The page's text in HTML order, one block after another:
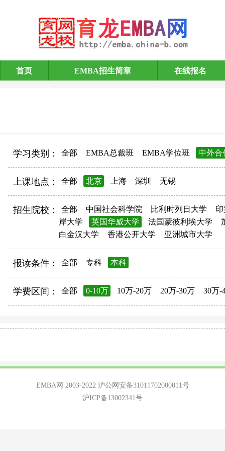
EMBA招生简章
首页 EMBA招生简章 在线报名
学习类别： 全部 EMBA总裁班 EMBA学位班 中外合
上课地点： 全部 北京 上海 深圳 无锡
招生院校： 全部 中国社会科学院 比利时列日大学
岸大学
英国华威大学 法国蒙彼利埃大学
白金汉大学
香港公开大学 亚洲城市大学
报读条件： 全部 专科 本科
学费区间： 全部 0-10万 10万-20万 20万-30万 30万-
EMBA网 2003-2022 沪公网安备31011702000011号
沪ICP备13002341号